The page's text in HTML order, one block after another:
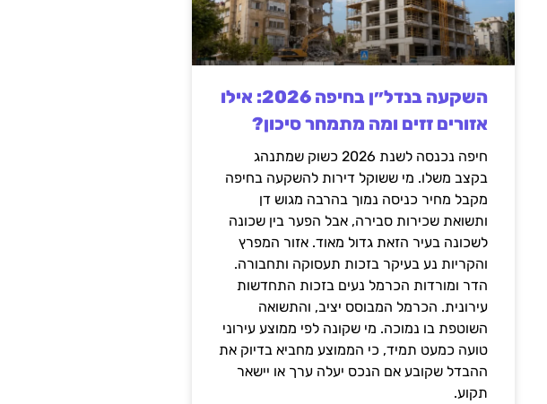
השקעה בנדל״ן בחיפה 2026: אילו
אזורים זזים ומה מתמחר סיכון?
חיפה נכנסה לשנת 2026 כשוק שמתנהג
בקצב משלו. מי ששוקל דירות להשקעה בחיפה
מקבל מחיר כניסה נמוך בהרבה מגוש דן
ותשואת שכירות סבירה, אבל הפער בין שכונה
לשכונה בעיר הזאת גדול מאוד. אזור המפרץ
והקריות נע בעיקר בזכות תעסוקה ותחבורה.
הדר ומורדות הכרמל נעים בזכות התחדשות
עירונית. הכרמל המבוסס יציב, והתשואה
השוטפת בו נמוכה. מי שקונה לפי ממוצע עירוני
טועה כמעט תמיד, כי הממוצע מחביא בדיוק את
ההבדל שקובע אם הנכס יעלה ערך או יישאר
תקוע.